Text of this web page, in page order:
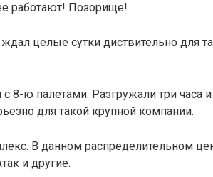
работают! Позорище!
целые сутки диствительно для
8-ю палетами. Разгружали три часа
для такой крупной компании.
В данном распределительном
и другие.